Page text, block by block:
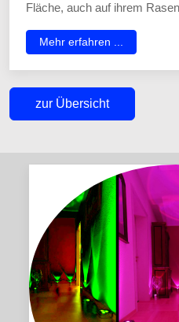
Fläche, auch auf ihrem
Mehr erfahren ...
zur Übersicht